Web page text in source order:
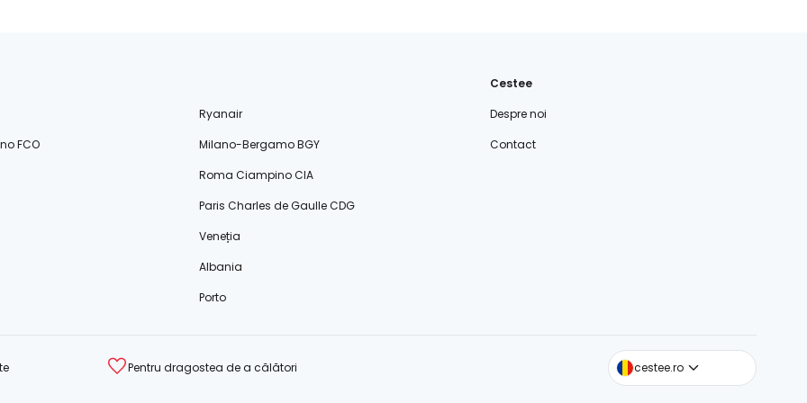
Ryanair
FCO
Milano-Bergamo BGY
Roma Ciampino CIA
Paris Charles de Gaulle CDG
Veneția
Albania
Porto
Cestee
Despre noi
Contact
Pentru dragostea de a călători cestee.ro
cestee.com
cestee.sk